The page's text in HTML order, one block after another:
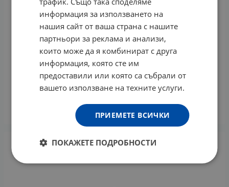
УРИНАЛ капсули * 60 ВАЛМАРК
22.30 € / 43.62 лв.
информация за използването на
нашия сайт от ваша страна с нашите
партньори за реклама и анализи,
които може да я комбинират с друга
информация, която сте им
предоставили или която са събрали от
вашето използване на техните услуги.
ПРИЕМЕТЕ ВСИЧКИ
ПОКАЖЕТЕ ПОДРОБНОСТИ